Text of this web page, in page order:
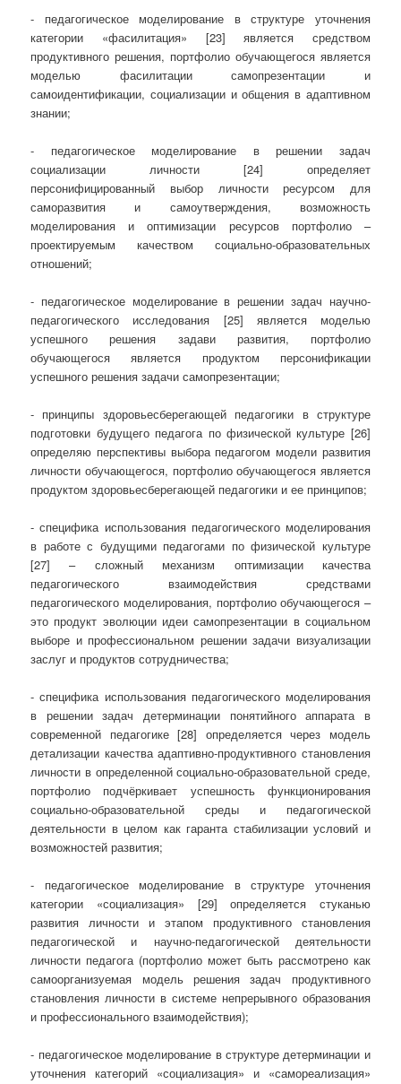
- педагогическое моделирование в структуре уточнения
категории «фасилитация» [23] является средством
продуктивного решения, портфолио обучающегося является
моделью фасилитации самопрезентации и
самоидентификации, социализации и общения в адаптивном
знании;
- педагогическое моделирование в решении задач
социализации личности [24] определяет
персонифицированный выбор личности ресурсом для
саморазвития и самоутверждения, возможность
моделирования и оптимизации ресурсов портфолио –
проектируемым качеством социально-образовательных
отношений;
- педагогическое моделирование в решении задач научно-
педагогического исследования [25] является моделью
успешного решения задави развития, портфолио
обучающегося является продуктом персонификации
успешного решения задачи самопрезентации;
- принципы здоровьесберегающей педагогики в структуре
подготовки будущего педагога по физической культуре [26]
определяю перспективы выбора педагогом модели развития
личности обучающегося, портфолио обучающегося является
продуктом здоровьесберегающей педагогики и ее принципов;
- специфика использования педагогического моделирования
в работе с будущими педагогами по физической культуре
[27] – сложный механизм оптимизации качества
педагогического взаимодействия средствами
педагогического моделирования, портфолио обучающегося –
это продукт эволюции идеи самопрезентации в социальном
выборе и профессиональном решении задачи визуализации
заслуг и продуктов сотрудничества;
- специфика использования педагогического моделирования
в решении задач детерминации понятийного аппарата в
современной педагогике [28] определяется через модель
детализации качества адаптивно-продуктивного становления
личности в определенной социально-образовательной среде,
портфолио подчёркивает успешность функционирования
социально-образовательной среды и педагогической
деятельности в целом как гаранта стабилизации условий и
возможностей развития;
- педагогическое моделирование в структуре уточнения
категории «социализация» [29] определяется стуканью
развития личности и этапом продуктивного становления
педагогической и научно-педагогической деятельности
личности педагога (портфолио может быть рассмотрено как
самоорганизуемая модель решения задач продуктивного
становления личности в системе непрерывного образования
и профессионального взаимодействия);
- педагогическое моделирование в структуре детерминации и
уточнения категорий «социализация» и «самореализация»